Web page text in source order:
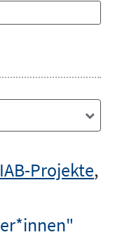
Projekte,